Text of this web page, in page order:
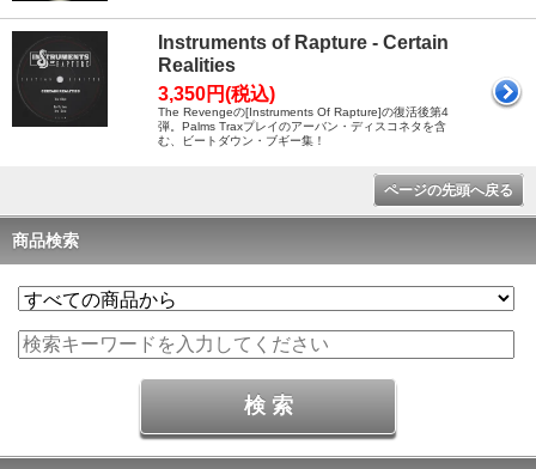
Instruments of Rapture - Certain
Realities
3,350円(税込)
The Revengeの[Instruments Of Rapture]の復活後第4
弾。Palms Traxプレイのアーバン・ディスコネタを含
む、ビートダウン・ブギー集！
ページの先頭へ戻る
商品検索